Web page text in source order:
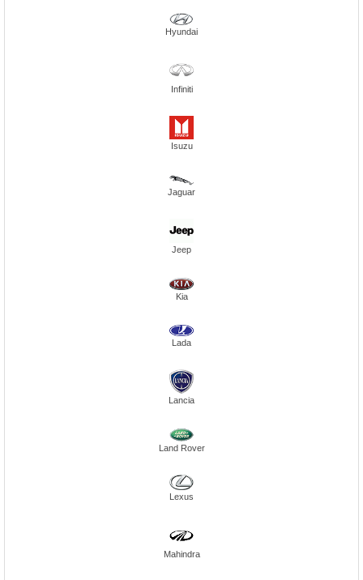
Hyundai
Infiniti
Isuzu
Jaguar
Jeep
Kia
Lada
Lancia
Land Rover
Lexus
Mahindra